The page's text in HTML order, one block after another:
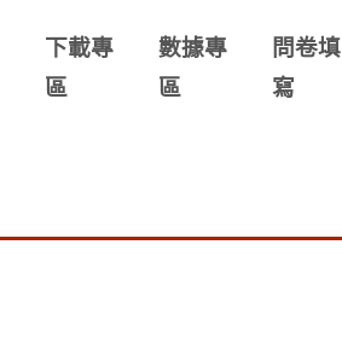
下載專
區
數據專
區
問卷填
寫